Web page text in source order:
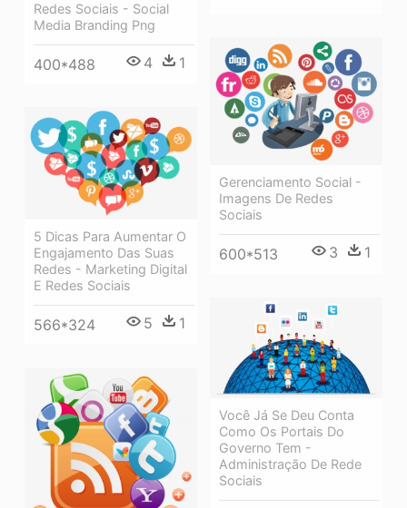
Redes Sociais - Social
Media Branding Png
400*488 4 1
Gerenciamento Social -
Imagens De Redes
Sociais
600*513 3 1
5 Dicas Para Aumentar O
Engajamento Das Suas
Redes - Marketing Digital
E Redes Sociais
566*324 5 1
Você Já Se Deu Conta
Como Os Portais Do
Governo Tem -
Administração De Rede
Sociais